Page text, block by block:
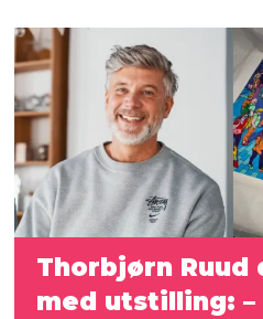
Thorbjørn Ruud
med utstilling: –